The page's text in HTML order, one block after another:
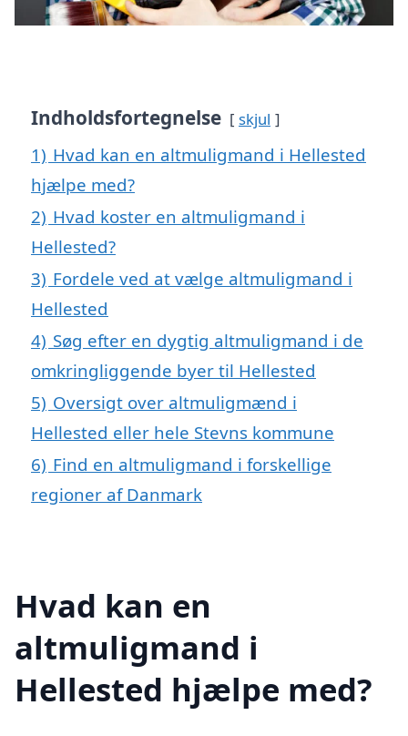
Indholdsfortegnelse skjul
1) Hvad kan en altmuligmand i Hellested
hjælpe med?
2) Hvad koster en altmuligmand i
Hellested?
3) Fordele ved at vælge altmuligmand i
Hellested
4) Søg efter en dygtig altmuligmand i de
omkringliggende byer til Hellested
5) Oversigt over altmuligmænd i
Hellested eller hele Stevns kommune
6) Find en altmuligmand i forskellige
regioner af Danmark
Hvad kan en
altmuligmand i
Hellested hjælpe med?